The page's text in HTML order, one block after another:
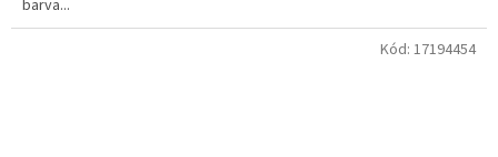
barva...
Kód: 17194454